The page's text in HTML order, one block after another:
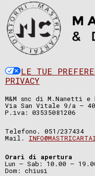
LE TUE
PRIVACY
M&M snc di M.Nanetti
Via San Vitale 9/a –
P.iva: 03535081206
Telefono. 051/237434
Mail.
Orari di apertura
Lun – Sab: 10.00 –
Dom: chiusi